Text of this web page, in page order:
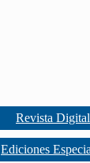
Revista
Ediciones